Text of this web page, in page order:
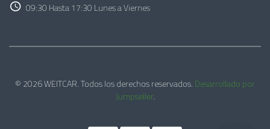
09:30 Hasta 17:30 Lunes a Viernes
© 2026 WEITCAR. Todos los derechos reservados. Desarrollado por
Jumpseller.